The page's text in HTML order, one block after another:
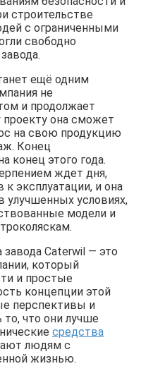
строительстве
с ограниченными
свободно
ещё одним
не
и продолжает
проекту она сможет
на свою продукцию
Конец
конец этого года.
ждет дня,
эксплуатации, и она
улучшенных условиях,
модели и
Caterwil — это
который
и простые
концепции этой
перспективы и
что они лучше
средства
людям с
жизнью.